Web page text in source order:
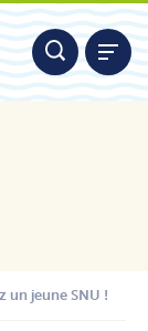
un jeune SNU !